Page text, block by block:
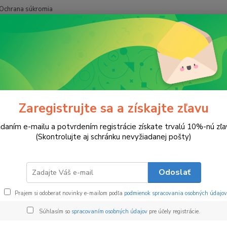
Ochrana súkromia
Šťastná Labka
Labka
Sú
Zaregistrujte sa a získajte zľavu
e-mailu a potvrdením registrácie získate trvalú 10%-nú
(Skontrolujte aj schránku nevyžiadanej pošty)
Odoslať
Prajem si odoberať novinky e-mailom podľa podmienok spracovania osobných údajov.
Súhlasím so spracovaním osobných údajov pre účely registrácie.